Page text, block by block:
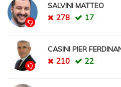
SALVINI MATTEO
278 17
CASINI PIER
210 22